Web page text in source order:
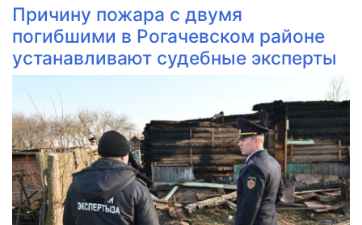
Причину пожара с двумя
погибшими в Рогачевском районе
устанавливают судебные эксперты